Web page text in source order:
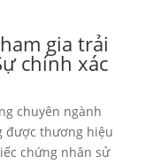
gia trải
chính xác
chuyên ngành
được thương hiệu
chứng nhân sử